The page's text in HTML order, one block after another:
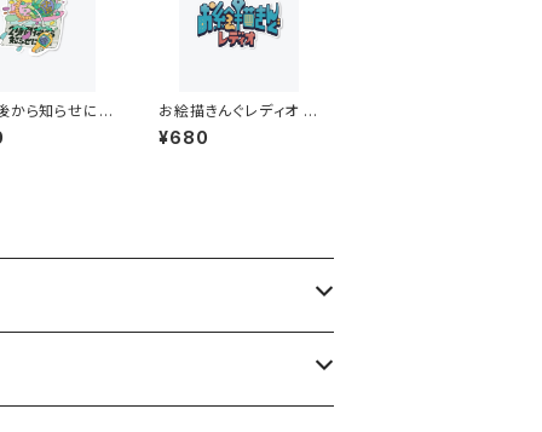
から知らせに来
ラーステッカー
お絵描きんぐレディオ フ
ルカラーステッカー
¥680